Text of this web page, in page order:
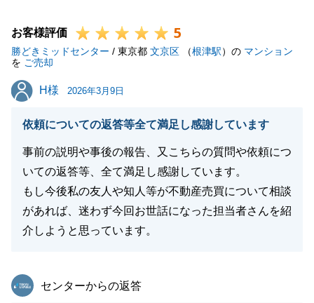
M様にはいつも迅速・丁寧にご対応いただいたおかげ
で、スムーズにお取引が完了いたしました。
素敵な新居へのお住み替えも今から楽しみですね。
何かございましたらいつでも勝どきミッドセンターに
最良のご提案をお約束いたします。
引き続きどうぞ宜しくお願いいたします。
閉じる
お客様評価 5
勝どきミッドセンター / 東京都 文京区 （根津駅）の マンション
を ご売却
H様
H様 2026年3月9日
依頼についての返答等全て満足し感謝しています
事前の説明や事後の報告、又こちらの質問や依頼につ
いての返答等、全て満足し感謝しています。
もし今後私の友人や知人等が不動産売買について相談
があれば、迷わず今回お世話になった担当者さんを紹
介しようと思っています。
東急リバブル
センターからの返答